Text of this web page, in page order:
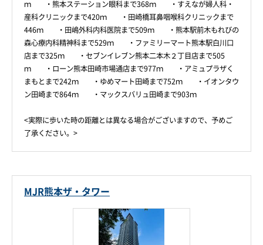
ｍ ・熊本ステーション眼科まで368ｍ ・すえなが婦人科・
産科クリニックまで420ｍ ・田崎橋耳鼻咽喉科クリニックまで
446ｍ ・田嶋外科内科医院まで509ｍ ・熊本駅前木もれびの
森心療内科精神科まで529ｍ ・ファミリーマート熊本駅白川口
店まで325ｍ ・セブンイレブン熊本二本木２丁目店まで505
ｍ ・ローン熊本田崎市場通店まで977ｍ ・アミュプラザく
まもとまで242ｍ ・ゆめマート田崎まで752ｍ ・イオンタウ
ン田崎まで864ｍ ・マックスバリュ田崎まで903ｍ
<実際に歩いた時の距離とは異なる場合がございますので、予めご
了承ください。>
MJR熊本ザ・タワー